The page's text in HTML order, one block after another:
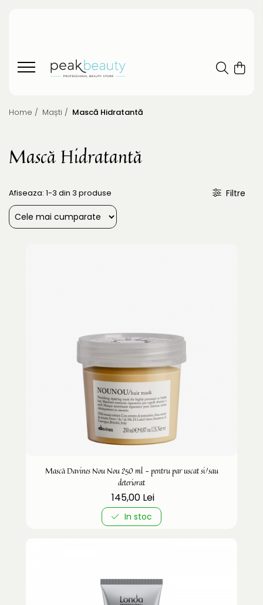
Home / Maști / Mască Hidratantă
Mască Hidratantă
Afiseaza: 1-3 din 3 produse Filtre
Mască Davines Nou Nou 250 ml - pentru par uscat si/sau
deteriorat
145,00 Lei
In stoc